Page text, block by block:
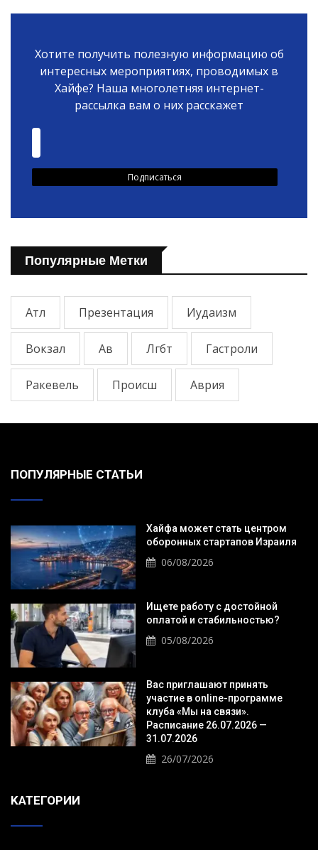
Хотите получить полезную информацию об
интересных мероприятиях, проводимых в
Хайфе? Наша многолетняя интернет-
рассылка вам о них расскажет
Популярные Метки
Атл Презентация Иудаизм
Вокзал Ав Лгбт Гастроли
Ракевель Происш Аврия
ПОПУЛЯРНЫЕ СТАТЬИ
Хайфа может стать центром
оборонных стартапов Израиля
06/08/2026
Ищете работу с достойной
оплатой и стабильностью?
05/08/2026
Вас приглашают принять
участие в online-программе
клуба «Мы на связи».
Расписание 26.07.2026 —
31.07.2026
26/07/2026
KАТЕГОРИИ